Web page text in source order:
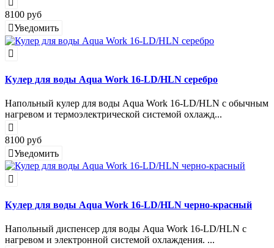
8100 руб
Уведомить
Кулер для воды Aqua Work 16-LD/HLN серебро
Напольный кулер для воды Aqua Work 16-LD/HLN с обычным
нагревом и термоэлектрической системой охлажд...
8100 руб
Уведомить
Кулер для воды Aqua Work 16-LD/HLN черно-красный
Напольный диспенсер для воды Aqua Work 16-LD/HLN с
нагревом и электронной системой охлаждения. ...